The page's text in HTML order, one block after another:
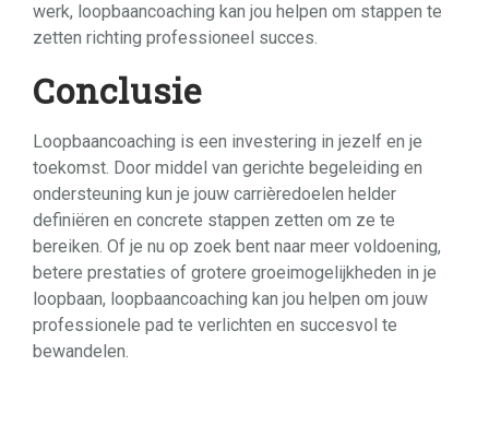
werk, loopbaancoaching kan jou helpen om stappen te
zetten richting professioneel succes.
Conclusie
Loopbaancoaching is een investering in jezelf en je
toekomst. Door middel van gerichte begeleiding en
ondersteuning kun je jouw carrièredoelen helder
definiëren en concrete stappen zetten om ze te
bereiken. Of je nu op zoek bent naar meer voldoening,
betere prestaties of grotere groeimogelijkheden in je
loopbaan, loopbaancoaching kan jou helpen om jouw
professionele pad te verlichten en succesvol te
bewandelen.